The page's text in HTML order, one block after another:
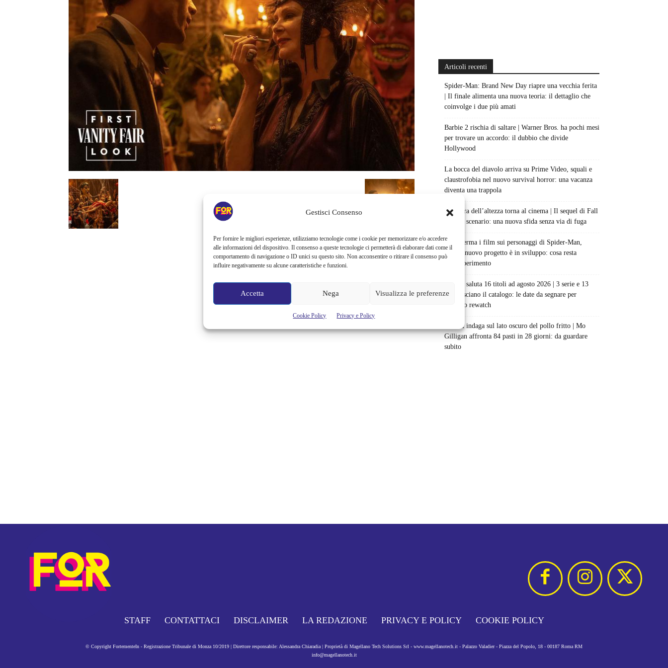
Gestisci Consenso
Per fornire le migliori esperienze, utilizziamo tecnologie come i cookie per memorizzare e/o accedere
alle informazioni del dispositivo. Il consenso a queste tecnologie ci permetterà di elaborare dati come il
comportamento di navigazione o ID unici su questo sito. Non acconsentire o ritirare il consenso può
influire negativamente su alcune caratteristiche e funzioni.
Accetta Nega Visualizza le preferenze
Cookie Policy Privacy e Policy
Articoli recenti
Spider-Man: Brand New Day riapre una vecchia ferita
| Il finale alimenta una nuova teoria: il dettaglio che
coinvolge i due più amati
Barbie 2 rischia di saltare | Warner Bros. ha pochi mesi
per trovare un accordo: il dubbio che divide
Hollywood
La bocca del diavolo arriva su Prime Video, squali e
claustrofobia nel nuovo survival horror: una vacanza
diventa una trappola
La paura dell’altezza torna al cinema | Il sequel di Fall
cambia scenario: una nuova sfida senza via di fuga
Sony ferma i film sui personaggi di Spider-Man,
nessun nuovo progetto è in sviluppo: cosa resta
dell’esperimento
Netflix saluta 16 titoli ad agosto 2026 | 3 serie e 13
film lasciano il catalogo: le date da segnare per
l’ultimo rewatch
Netflix indaga sul lato oscuro del pollo fritto | Mo
Gilligan affronta 84 pasti in 28 giorni: da guardare
subito
STAFF CONTATTACI DISCLAIMER LA REDAZIONE PRIVACY E POLICY COOKIE POLICY
© Copyright FortementeIn - Registrazione Tribunale di Monza 10/2019 | Direttore responsabile: Alessandra Chiaradia | Proprietà di Magellano Tech Solutions Srl - www.magellanotech.it - Palazzo Valadier - Piazza del Popolo, 18 - 00187 Roma RM
info@magellanotech.it